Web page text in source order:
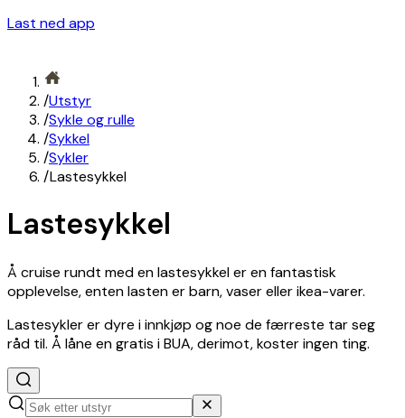
Last ned app
/Utstyr
/Sykle og rulle
/Sykkel
/Sykler
/Lastesykkel
Lastesykkel
Å cruise rundt med en lastesykkel er en fantastisk
opplevelse, enten lasten er barn, vaser eller ikea-varer.
Lastesykler er dyre i innkjøp og noe de færreste tar seg
råd til. Å låne en gratis i BUA, derimot, koster ingen ting.